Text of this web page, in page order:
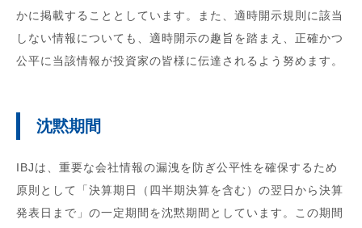
かに掲載することとしています。また、適時開示規則に該当
しない情報についても、適時開示の趣旨を踏まえ、正確かつ
公平に当該情報が投資家の皆様に伝達されるよう努めます。
沈黙期間
IBJは、重要な会社情報の漏洩を防ぎ公平性を確保するため
原則として「決算期日（四半期決算を含む）の翌日から決算
発表日まで」の一定期間を沈黙期間としています。この期間